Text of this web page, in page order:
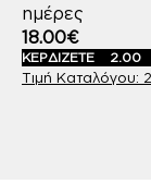
ημέρες
18.00€
ΚΕΡΔΙΖΕΤΕ 2.00